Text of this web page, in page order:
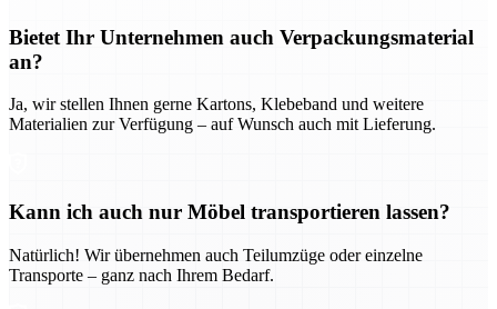
Bietet Ihr Unternehmen auch Verpackungsmaterial
an?
Ja, wir stellen Ihnen gerne Kartons, Klebeband und weitere
Materialien zur Verfügung – auf Wunsch auch mit Lieferung.
Kann ich auch nur Möbel transportieren lassen?
Natürlich! Wir übernehmen auch Teilumzüge oder einzelne
Transporte – ganz nach Ihrem Bedarf.